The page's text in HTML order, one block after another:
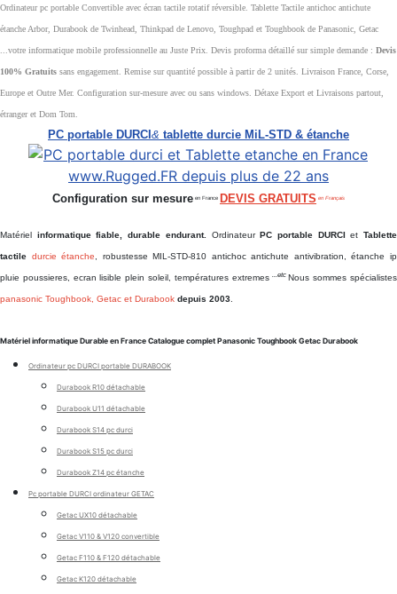
Ordinateur pc portable Convertible avec écran tactile rotatif réversible. Tablette Tactile antichoc antichute
étanche Arbor, Durabook de Twinhead, Thinkpad de Lenovo, Toughpad et Toughbook de Panasonic, Getac
...votre informatique mobile professionnelle au Juste Prix. Devis proforma détaillé sur simple demande : Devis
100% Gratuits sans engagement. Remise sur quantité possible à partir de 2 unités. Livraison France, Corse,
Europe et Outre Mer. Configuration sur-mesure avec ou sans windows. Détaxe Export et Livraisons partout,
étranger et Dom Tom.
PC portable DURCI & tablette durcie MiL-STD & étanche
Configuration sur mesure en France DEVIS GRATUITS en Français
Matériel informatique fiable, durable endurant. OrdinateurPC portable DURCIet Tablette
tactile durcie étanche , robustesse MIL-STD-810 antichoc antichute antivibration, étanche ip
pluie poussieres, ecran lisible plein soleil, températures extremes ...etcNous sommes spécialistes
panasonic Toughbook, Getac et Durabook depuis 2003
Matériel informatique Durable en France Catalogue complet Panasonic Toughbook Getac Durabook
Ordinateur pc DURCI portable DURABOOK
Durabook R10 détachable
Durabook U11 détachable
Durabook S14 pc durci
Durabook S15 pc durci
Durabook Z14 pc étanche
Pc portable DURCI ordinateur GETAC
Getac UX10 détachable
Getac V110 & V120 convertible
Getac F110 & F120 détachable
Getac K120 détachable